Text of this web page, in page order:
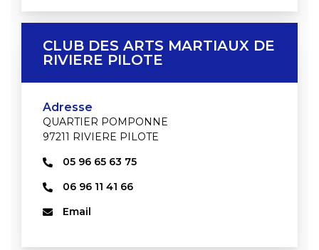
CLUB DES ARTS MARTIAUX DE
RIVIERE PILOTE
Adresse
QUARTIER POMPONNE
97211 RIVIERE PILOTE
05 96 65 63 75
06 96 11 41 66
Email